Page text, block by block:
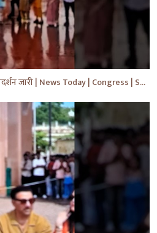
भारी बारिश के दौरान भी विपक्ष का प्रदर्शन जारी | News Today | Congress | Samajwadi | #shorts #yt